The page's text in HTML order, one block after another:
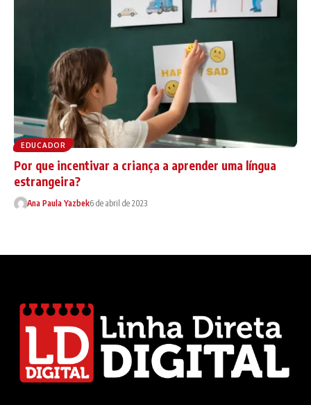
EDUCADOR
Por que incentivar a criança a aprender uma língua
estrangeira?
Ana Paula Yazbek6 de abril de 2023